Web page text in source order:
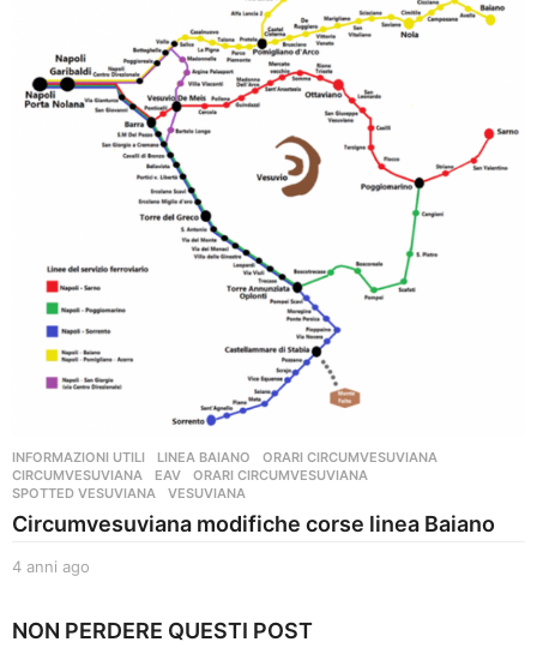
g
o
INFORMAZIONI UTILI ,LINEA BAIANO ,ORARI CIRCUMVESUVIANA
CIRCUMVESUVIANA
,EAV ,ORARI CIRCUMVESUVIANA
SPOTTED VESUVIANA
,VESUVIANA
Circumvesuviana modifiche corse linea Baiano
4 anni ago
n
NON PERDERE QUESTI POST